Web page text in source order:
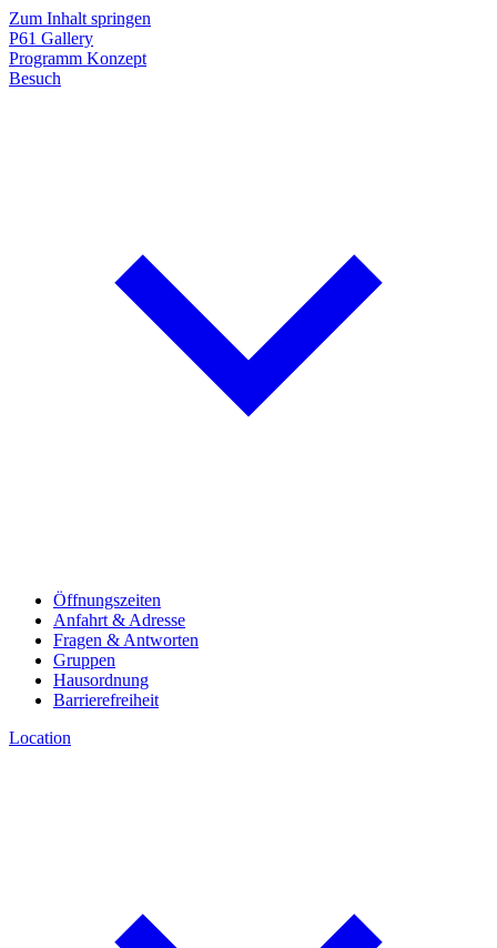
Zum Inhalt springen
P61 Gallery
Programm Konzept
Besuch
Öffnungszeiten
Anfahrt & Adresse
Fragen & Antworten
Gruppen
Hausordnung
Barrierefreiheit
Location